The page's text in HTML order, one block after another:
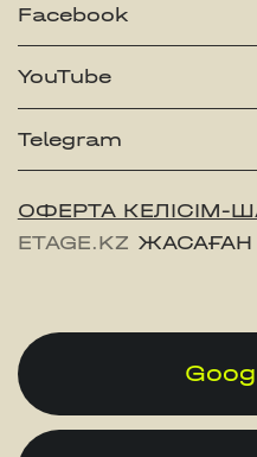
Facebook
YouTube
Telegram
ОФЕРТА КЕЛІСІМ-
ETAGE.KZ ЖАСАҒАН